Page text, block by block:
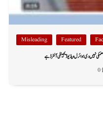
Featured
Misleading
نہیں دی؛ وائرل ویڈیو ڈیجیٹلی آلٹرڈ ہے
0